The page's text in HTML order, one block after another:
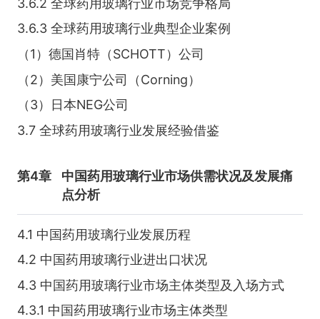
3.6.2 全球药用玻璃行业市场竞争格局
3.6.3 全球药用玻璃行业典型企业案例
（1）德国肖特（SCHOTT）公司
（2）美国康宁公司（Corning）
（3）日本NEG公司
3.7 全球药用玻璃行业发展经验借鉴
第4章
中国药用玻璃行业市场供需状况及发展痛
点分析
4.1 中国药用玻璃行业发展历程
4.2 中国药用玻璃行业进出口状况
4.3 中国药用玻璃行业市场主体类型及入场方式
4.3.1 中国药用玻璃行业市场主体类型